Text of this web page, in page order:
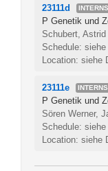
23111d
P Genetik und
Schubert,
Schedule:
Location: siehe
23111e
P Genetik und
Sören Werner,
Schedule:
Location: siehe